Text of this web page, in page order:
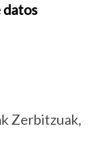
datos
Zerbitzuak,